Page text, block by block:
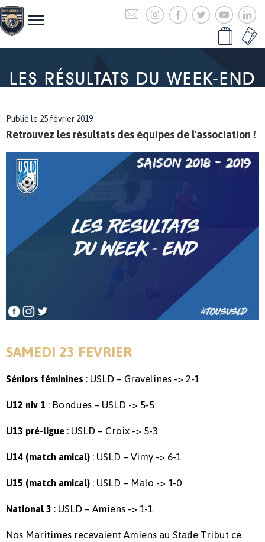
LES RÉSULTATS DU WEEK-END
Publié le 25 février 2019
Retrouvez les résultats des équipes de l'association !
SAMEDI 23 FEVRIER
Séniors féminines : USLD – Gravelines -> 2-1
U12 niv 1 : Bondues – USLD -> 5-5
U13 pré-ligue : USLD – Croix -> 5-3
U14 (match amical) : USLD – Vimy -> 6-1
U15 (match amical) : USLD – Malo -> 1-0
National 3 : USLD – Amiens -> 1-1
Nos Maritimes recevaient Amiens au Stade Tribut ce